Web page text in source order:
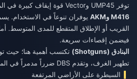
توفر UMP45 وVector قوة إيقاف كبيرة في المدى القريب.
M416 وAKM
فيضمن إقصاءات سريعة.
البنادق (Shotguns)
تطهير الغرف، وتقدم DBS ضرراً مدمراً في المدى القريب.
السيطرة على الأراضي المرتفعة